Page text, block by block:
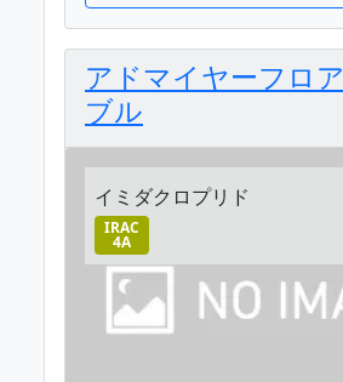
アドマイヤーフロア
ブル
イミダクロプリド
IRAC
4A